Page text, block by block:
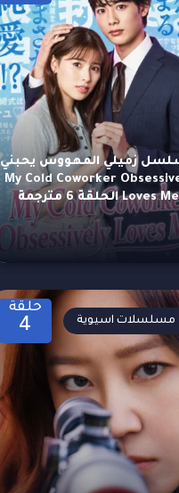
زميلي المهووس يحبني
My Cold Coworker
Loves Me الحلقة 6 مترجمة
حلقة
4 مسلسلات اسيوية